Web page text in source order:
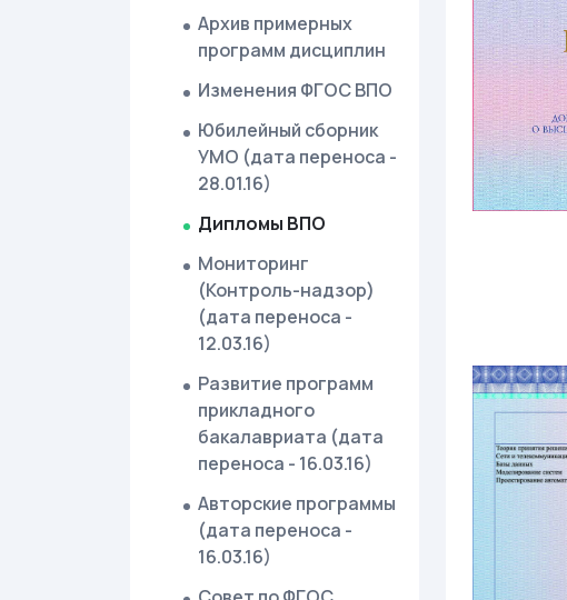
Архив примерных
программ дисциплин
Изменения ФГОС ВПО
Юбилейный сборник
УМО (дата переноса -
28.01.16)
Дипломы ВПО
Мониторинг
(Контроль-надзор)
(дата переноса -
12.03.16)
Развитие программ
прикладного
бакалавриата (дата
переноса - 16.03.16)
Авторские программы
(дата переноса -
16.03.16)